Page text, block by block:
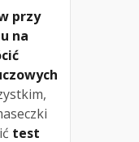
przy
na
test